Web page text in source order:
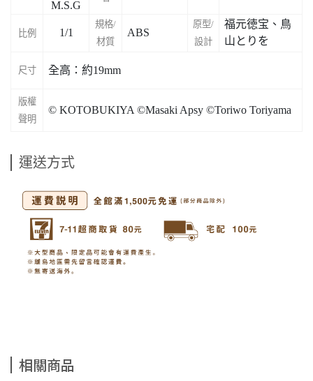
M.S.G
比例 1/1
規格/
材質
ABS
原型/
設計
福元徳宝、鳥
山とりを
尺寸 全高：約19mm
版權
聲明
© KOTOBUKIYA ©Masaki Apsy ©Toriwo Toriyama
運送方式
相關商品